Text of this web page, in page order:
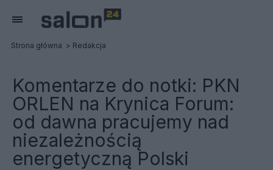
Strona główna Redakcja
Komentarze do notki: PKN
ORLEN na Krynica Forum:
od dawna pracujemy nad
niezależnością
energetyczną Polski